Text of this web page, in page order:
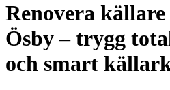
Renovera
Ösby – trygg
och smart